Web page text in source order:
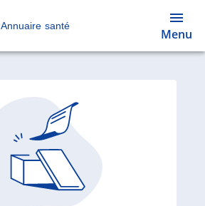
Annuaire santé
Menu